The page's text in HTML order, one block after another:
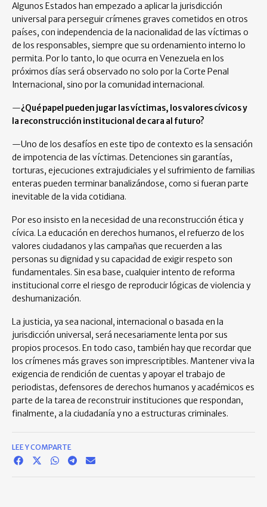
Algunos Estados han empezado a aplicar la jurisdicción
universal para perseguir crímenes graves cometidos en otros
países, con independencia de la nacionalidad de las víctimas o
de los responsables, siempre que su ordenamiento interno lo
permita. Por lo tanto, lo que ocurra en Venezuela en los
próximos días será observado no solo por la Corte Penal
Internacional, sino por la comunidad internacional.
—¿Qué papel pueden jugar las víctimas, los valores cívicos y
la reconstrucción institucional de cara al futuro?
—Uno de los desafíos en este tipo de contexto es la sensación
de impotencia de las víctimas. Detenciones sin garantías,
torturas, ejecuciones extrajudiciales y el sufrimiento de familias
enteras pueden terminar banalizándose, como si fueran parte
inevitable de la vida cotidiana.
Por eso insisto en la necesidad de una reconstrucción ética y
cívica. La educación en derechos humanos, el refuerzo de los
valores ciudadanos y las campañas que recuerden a las
personas su dignidad y su capacidad de exigir respeto son
fundamentales. Sin esa base, cualquier intento de reforma
institucional corre el riesgo de reproducir lógicas de violencia y
deshumanización.
La justicia, ya sea nacional, internacional o basada en la
jurisdicción universal, será necesariamente lenta por sus
propios procesos. En todo caso, también hay que recordar que
los crímenes más graves son imprescriptibles. Mantener viva la
exigencia de rendición de cuentas y apoyar el trabajo de
periodistas, defensores de derechos humanos y académicos es
parte de la tarea de reconstruir instituciones que respondan,
finalmente, a la ciudadanía y no a estructuras criminales.
LEE Y COMPARTE